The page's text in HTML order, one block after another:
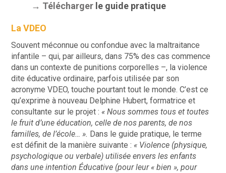
→ Télécharger le guide pratique
La VDEO
Souvent méconnue ou confondue avec la maltraitance
infantile – qui, par ailleurs, dans 75% des cas commence
dans un contexte de punitions corporelles –, la violence
dite éducative ordinaire, parfois utilisée par son
acronyme VDEO, touche pourtant tout le monde. C’est ce
qu’exprime à nouveau Delphine Hubert, formatrice et
consultante sur le projet : « Nous sommes tous et toutes
le fruit d’une éducation, celle de nos parents, de nos
familles, de l’école… ». Dans le guide pratique, le terme
est définit de la manière suivante : « Violence (physique,
psychologique ou verbale) utilisée envers les enfants
dans une intention Éducative (pour leur « bien », pour